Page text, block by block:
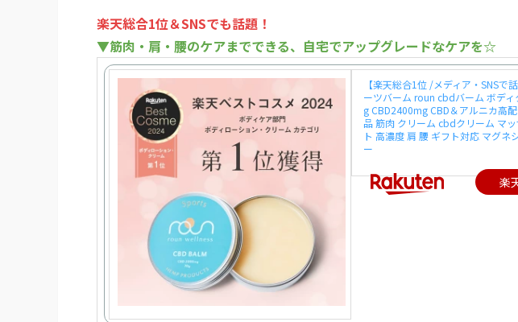
楽天総合1位＆SNSでも話題！
▼筋肉・肩・腰のケアまでできる、自宅でアップグレードなケアを☆
【楽天総合1位 /メディア・SNSで
ーツバーム roun cbdバーム ボデ
g CBD2400mg CBD＆アルニカ高
品 筋肉 クリーム cbdクリーム マ
ト 高濃度 肩 腰 ギフト対応 マグネ
ー
楽